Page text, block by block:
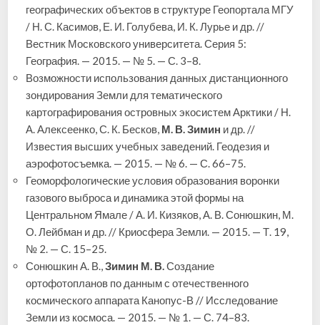
географических объектов в структуре Геопортала МГУ
/ Н. С. Касимов, Е. И. Голубева, И. К. Лурье и др. //
Вестник Московского университета. Серия 5:
География. — 2015. — № 5. — С. 3–8.
Возможности использования данных дистанционного
зондирования Земли для тематического
картографирования островных экосистем Арктики / Н.
А. Алексеенко, С. К. Бесков, М. В. Зимин и др. //
Известия высших учебных заведений. Геодезия и
аэрофотосъемка. — 2015. — № 6. — С. 66–75.
Геоморфологические условия образования воронки
газового выброса и динамика этой формы на
Центральном Ямале / А. И. Кизяков, А. В. Сонюшкин, М.
О. Лейбман и др. // Криосфера Земли. — 2015. — Т. 19,
№ 2. — С. 15–25.
Сонюшкин А. В.,Зимин М. В.Создание
ортофотопланов по данным с отечественного
космического аппарата Канопус-В // Исследование
Земли из космоса. — 2015. — № 1. — С. 74–83.